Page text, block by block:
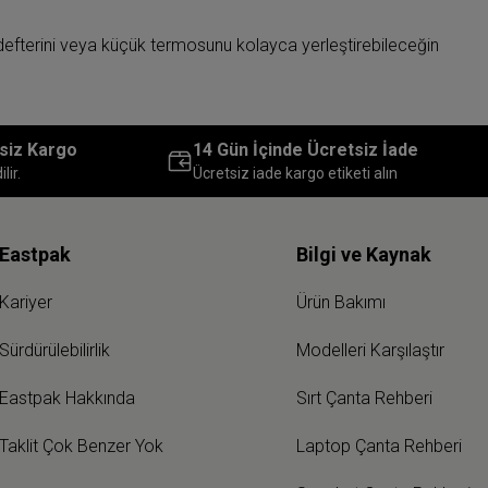
veya küçük termosunu kolayca yerleştirebileceğin
çizgileriyle öne çıkar. İster kısa mesafeli yürüyüşlerde
her eşyaya saniyeler içinde ulaşabilirsin.
sağlayan
koleksiyonumuza da göz atabilirsin.
eşyalarını güvende tutmanı sağlayan günlük omuz
tasarlanan okul postacı çantası, öğrencilerin favorileri
etmene yardımcı olur. Daha geniş hacimli ve teknik
Kargo 14 Gün İçinde Ücretsiz İade
Ücretsiz iade kargo etiketi alın
Eastpak
Kariyer
Sürdürülebilirlik
Eastpak Hakkında
Taklit Çok Benzer Yok
Bilgi ve Kaynak
Ürün Bakımı
Modelleri Karşılaştır
Sırt Çanta Rehberi
Laptop Çanta Rehberi